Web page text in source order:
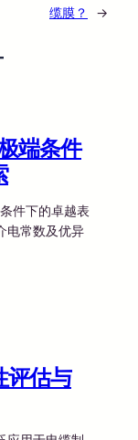
缆膜？ →
端条件
件下的卓越表
电常数及优异
评估与